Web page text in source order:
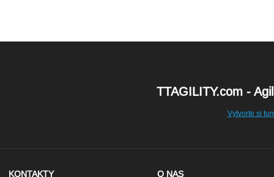
TTAGILITY.com -
Vytvorte si
KONTAKTY O NAS